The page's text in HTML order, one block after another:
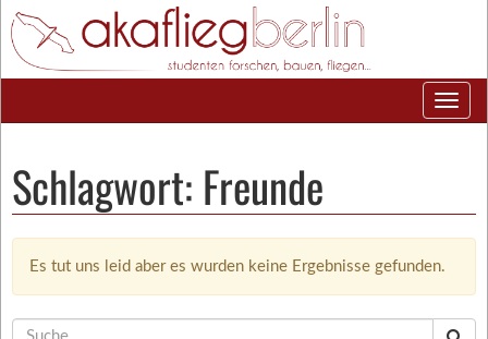
Schlagwort: Freunde
Es tut uns leid aber es wurden keine Ergebnisse gefunden.
Suche